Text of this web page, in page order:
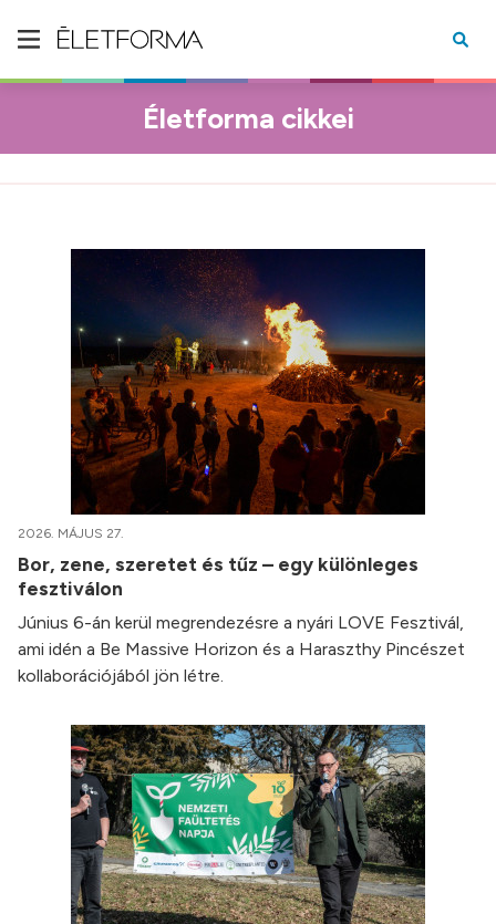
Életforma cikkei
2026. MÁJUS 27.
Bor, zene, szeretet és tűz – egy különleges
fesztiválon
Június 6-án kerül megrendezésre a nyári LOVE Fesztivál,
ami idén a Be Massive Horizon és a Haraszthy Pincészet
kollaborációjából jön létre.